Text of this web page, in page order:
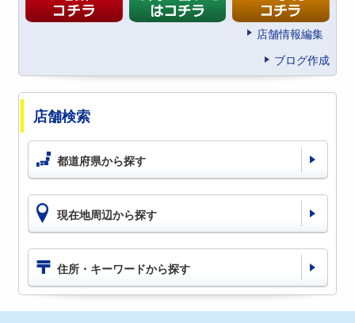
店舗情報編集
ブログ作成
店舗検索
都道府県から探す
現在地周辺から探す
住所・キーワードから探す